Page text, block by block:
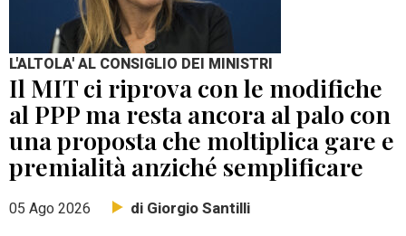
L'ALTOLA' AL CONSIGLIO DEI MINISTRI
Il MIT ci riprova con le modifiche
al PPP ma resta ancora al palo con
una proposta che moltiplica gare e
premialità anziché semplificare
05 Ago 2026 di Giorgio Santilli